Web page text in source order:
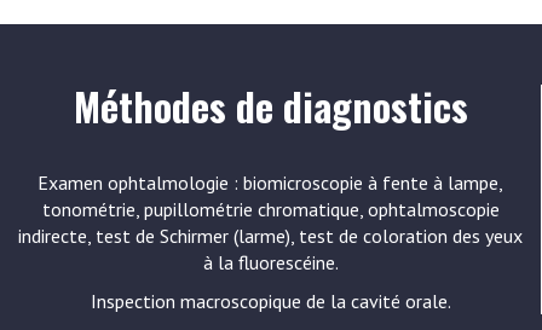
Méthodes de diagnostics
Examen ophtalmologie : biomicroscopie à fente à lampe,
tonométrie, pupillométrie chromatique, ophtalmoscopie
indirecte, test de Schirmer (larme), test de coloration des yeux
à la fluorescéine.
Inspection macroscopique de la cavité orale.